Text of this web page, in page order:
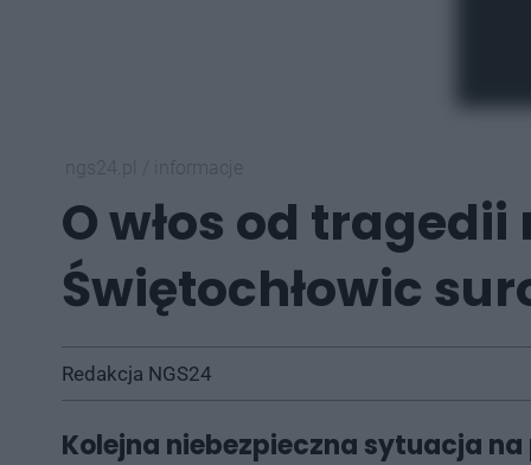
O włos od
Świętochłowic
Redakcja NGS24
Kolejna niebezpieczna sytuacja